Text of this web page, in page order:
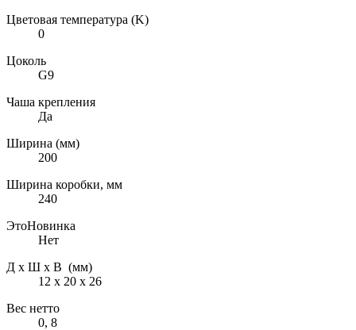
Цветовая температура (K)
0
Цоколь
G9
Чаша крепления
Да
Ширина (мм)
200
Ширина коробки, мм
240
ЭтоНовинка
Нет
Д х Ш х В (мм)
12 х 20 х 26
Вес нетто
0, 8